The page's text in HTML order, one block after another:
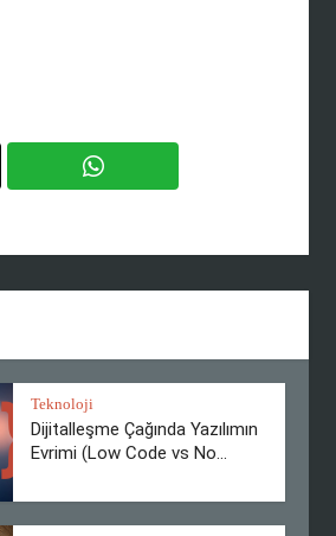
Teknoloji
Dijitalleşme Çağında Yazılımın
Evrimi (Low Code vs No...